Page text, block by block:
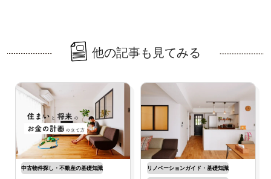
他の記事も見てみる
中古物件探し・不動産の基礎知識 リノベーションガイド・基礎知識